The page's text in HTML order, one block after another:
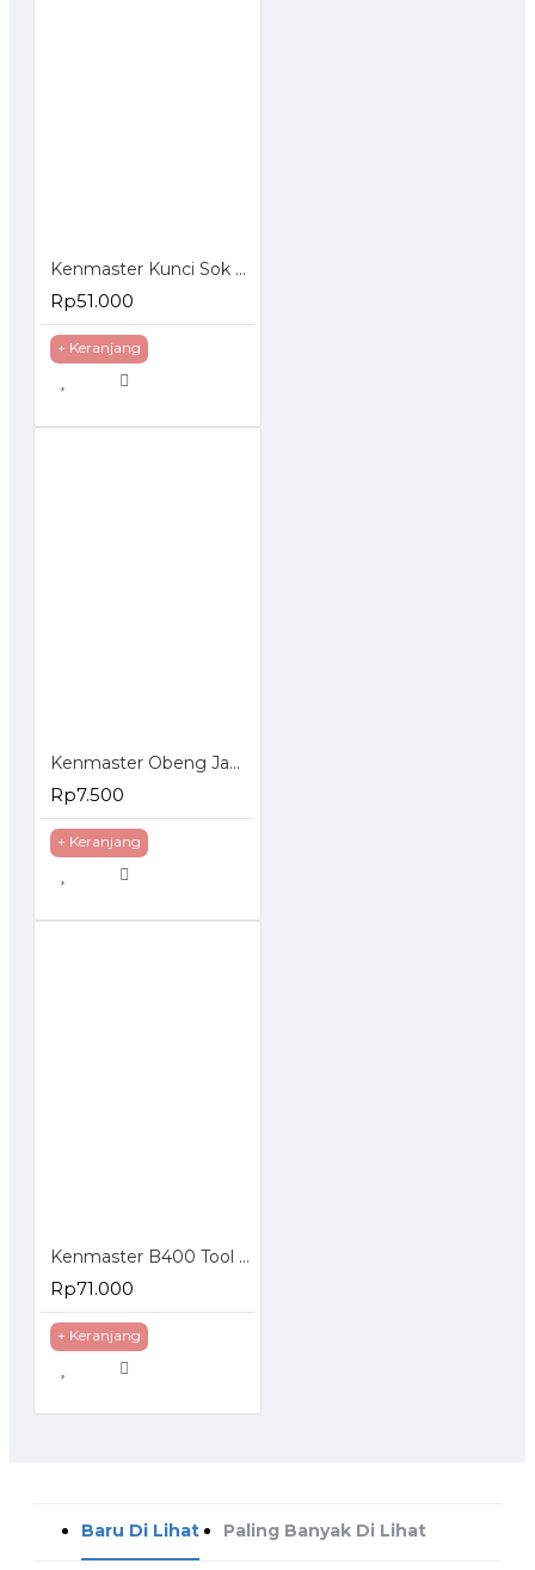
Kenmaster Kunci Sok Set 27 Pcs
Rp51.000
+ Keranjang
Kenmaster Obeng Jam Set 6 Pcs
Rp7.500
+ Keranjang
Kenmaster B400 Tool Box
Rp71.000
+ Keranjang
Baru Di Lihat Paling Banyak Di Lihat